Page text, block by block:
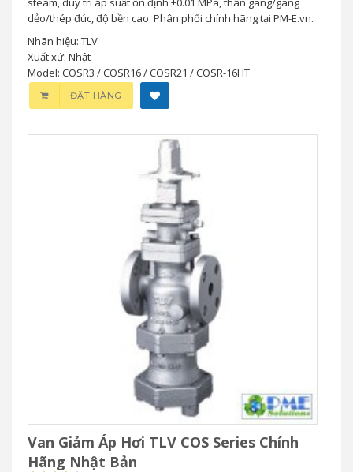
dẻo/thép đúc, độ bền cao. Phân phối chính hãng tại PM-E.vn.
Nhãn hiệu: TLV
Xuất xứ: Nhật
Model: COSR3 / COSR16 / COSR21 / COSR-16HT
ĐẶT HÀNG
Van Giảm Áp Hơi TLV COS Series Chính
Hãng Nhật Bản